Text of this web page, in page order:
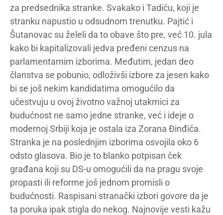
za predsednika stranke. Svakako i Tadiću, koji je
stranku napustio u odsudnom trenutku. Pajtić i
Šutanovac su želeli da to obave što pre, već 10. jula
kako bi kapitalizovali jedva pređeni cenzus na
parlamentarnim izborima. Međutim, jedan deo
članstva se pobunio, odloživši izbore za jesen kako
bi se još nekim kandidatima omogućilo da
učestvuju u ovoj životno važnoj utakmici za
budućnost ne samo jedne stranke, već i ideje o
modernoj Srbiji koja je ostala iza Zorana Đinđića.
Stranka je na poslednjim izborima osvojila oko 6
odsto glasova. Bio je to blanko potpisan ček
građana koji su DS-u omogućili da na pragu svoje
propasti ili reforme još jednom promisli o
budućnosti. Raspisani stranački izbori govore da je
ta poruka ipak stigla do nekog. Najnovije vesti kažu